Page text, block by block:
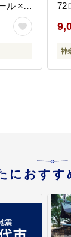
ル × 6
72
神
におすす